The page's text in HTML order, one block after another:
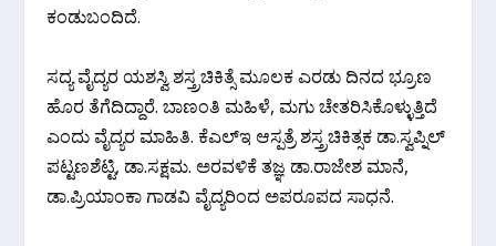
ಕಂಡುಬಂದಿದೆ.
ಸದ್ಯ ವೈದ್ಯರ ಯಶಸ್ವಿ ಶಸ್ತ್ರಚಿಕಿತ್ಸೆ ಮೂಲಕ ಎರಡು ದಿನದ ಭ್ರೂಣ
ಹೊರ ತೆಗೆದಿದ್ದಾರೆ. ಬಾಣಂತಿ ಮಹಿಳೆ, ಮಗು ಚೇತರಿಸಿಕೊಳ್ಳುತ್ತಿದೆ
ಎಂದು ವೈದ್ಯರ ಮಾಹಿತಿ. ಕೆಎಲ್ಇ ಆಸ್ಪತ್ರೆ ಶಸ್ತ್ರಚಿಕಿತ್ಸಕ ಡಾ.ಸ್ವಪ್ನಿಲ್
ಪಟ್ಟಣಶೆಟ್ಟಿ, ಡಾ.ಸಕ್ಷಮ. ಅರವಳಿಕೆ ತಜ್ಞ ಡಾ.ರಾಜೇಶ ಮಾನೆ,
ಡಾ.ಪ್ರಿಯಾಂಕಾ ಗಾಡವಿ ವೈದ್ಯರಿಂದ ಅಪರೂಪದ ಸಾಧನೆ.